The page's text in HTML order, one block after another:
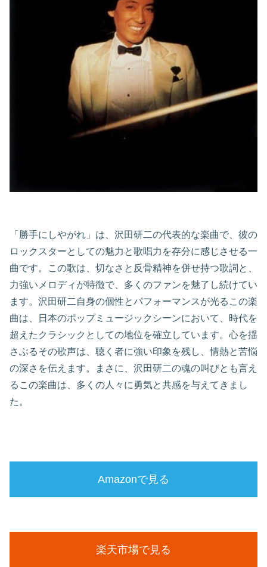
「勝手にしやがれ」は、沢田研二の代表的な楽曲で、彼の
ロックスターとしての魅力と歌唱力を存分に感じさせる一
曲です。この歌は、切なさと反骨精神を併せ持つ歌詞と、
力強いメロディが特徴で、多くのファンを魅了し続けてい
ます。沢田研二自身の個性とパフォーマンスが光るこの楽
曲は、日本のポップミュージックシーンにおいて、時代を
超えたクラシックとしての地位を確立しています。心を揺
さぶるその歌声は、聴く者に強い印象を残し、情熱と苦悩
の深さを伝えます。まさに、沢田研二の魂の叫びとも言え
るこの楽曲は、多くの人々に勇気と共感を与えてきまし
た。
Amazonで見る
楽天市場で見る